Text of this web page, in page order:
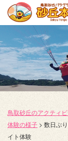
鳥取砂丘のアクティ
体験の様子 > 数日ぶ
イト体験